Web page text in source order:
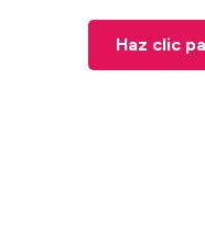
Haz clic